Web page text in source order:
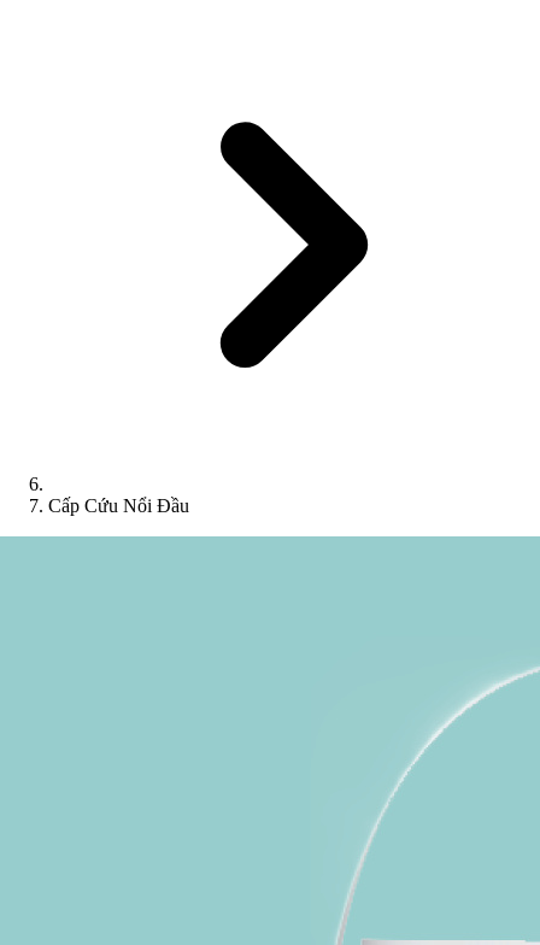
Cấp Cứu Nổi Đầu